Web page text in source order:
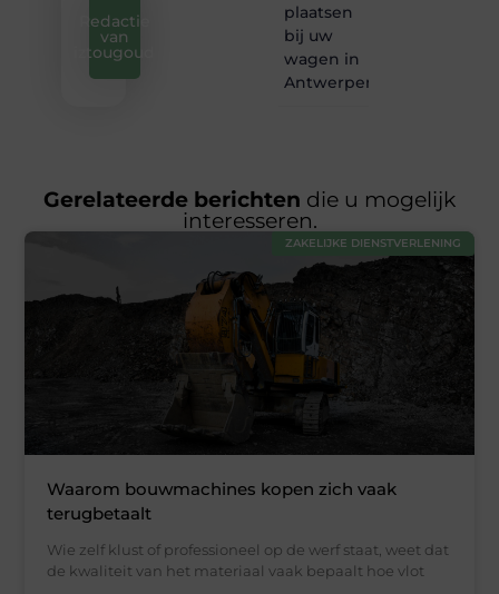
Redactie
van
iztougoud
plaatsen
bij uw
wagen in
Antwerpen?
Gerelateerde berichten die u mogelijk
interesseren.
ZAKELIJKE DIENSTVERLENING
Waarom bouwmachines kopen zich vaak
terugbetaalt
Wie zelf klust of professioneel op de werf staat, weet dat
de kwaliteit van het materiaal vaak bepaalt hoe vlot